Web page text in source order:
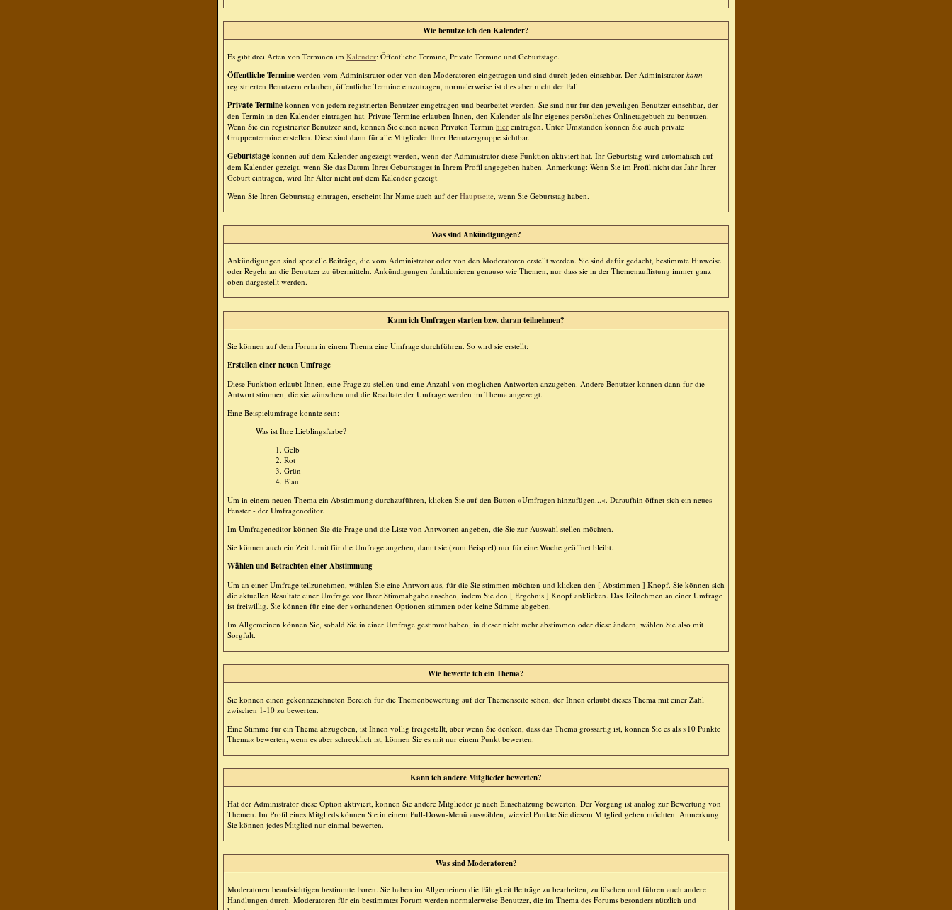
Wie benutze ich den Kalender?
Es gibt drei Arten von Terminen im Kalender: Öffentliche Termine, Private Termine und Geburtstage.
Öffentliche Termine werden vom Administrator oder von den Moderatoren eingetragen und sind durch jeden einsehbar. Der Administrator kann
registrierten Benutzern erlauben, öffentliche Termine einzutragen, normalerweise ist dies aber nicht der Fall.
Private Termine können von jedem registrierten Benutzer eingetragen und bearbeitet werden. Sie sind nur für den jeweiligen Benutzer einsehbar, der
den Termin in den Kalender eintragen hat. Private Termine erlauben Ihnen, den Kalender als Ihr eigenes persönliches Onlinetagebuch zu benutzen.
Wenn Sie ein registrierter Benutzer sind, können Sie einen neuen Privaten Termin hier eintragen. Unter Umständen können Sie auch private
Gruppentermine erstellen. Diese sind dann für alle Mitglieder Ihrer Benutzergruppe sichtbar.
Geburtstage können auf dem Kalender angezeigt werden, wenn der Administrator diese Funktion aktiviert hat. Ihr Geburtstag wird automatisch auf
dem Kalender gezeigt, wenn Sie das Datum Ihres Geburtstages in Ihrem Profil angegeben haben. Anmerkung: Wenn Sie im Profil nicht das Jahr Ihrer
Geburt eintragen, wird Ihr Alter nicht auf dem Kalender gezeigt.
Wenn Sie Ihren Geburtstag eintragen, erscheint Ihr Name auch auf der Hauptseite, wenn Sie Geburtstag haben.
Was sind Ankündigungen?
Ankündigungen sind spezielle Beiträge, die vom Administrator oder von den Moderatoren erstellt werden. Sie sind dafür gedacht, bestimmte Hinweise
oder Regeln an die Benutzer zu übermitteln. Ankündigungen funktionieren genauso wie Themen, nur dass sie in der Themenauflistung immer ganz
oben dargestellt werden.
Kann ich Umfragen starten bzw. daran teilnehmen?
Sie können auf dem Forum in einem Thema eine Umfrage durchführen. So wird sie erstellt:
Erstellen einer neuen Umfrage
Diese Funktion erlaubt Ihnen, eine Frage zu stellen und eine Anzahl von möglichen Antworten anzugeben. Andere Benutzer können dann für die
Antwort stimmen, die sie wünschen und die Resultate der Umfrage werden im Thema angezeigt.
Eine Beispielumfrage könnte sein:
Was ist Ihre Lieblingsfarbe?
Gelb
Rot
Grün
Blau
Um in einem neuen Thema ein Abstimmung durchzuführen, klicken Sie auf den Button »Umfragen hinzufügen...«. Daraufhin öffnet sich ein neues
Fenster - der Umfrageneditor.
Im Umfrageneditor können Sie die Frage und die Liste von Antworten angeben, die Sie zur Auswahl stellen möchten.
Sie können auch ein Zeit Limit für die Umfrage angeben, damit sie (zum Beispiel) nur für eine Woche geöffnet bleibt.
Wählen und Betrachten einer Abstimmung
Um an einer Umfrage teilzunehmen, wählen Sie eine Antwort aus, für die Sie stimmen möchten und klicken den [ Abstimmen ] Knopf. Sie können sich
die aktuellen Resultate einer Umfrage vor Ihrer Stimmabgabe ansehen, indem Sie den [ Ergebnis ] Knopf anklicken. Das Teilnehmen an einer Umfrage
ist freiwillig. Sie können für eine der vorhandenen Optionen stimmen oder keine Stimme abgeben.
Im Allgemeinen können Sie, sobald Sie in einer Umfrage gestimmt haben, in dieser nicht mehr abstimmen oder diese ändern, wählen Sie also mit
Sorgfalt.
Wie bewerte ich ein Thema?
Sie können einen gekennzeichneten Bereich für die Themenbewertung auf der Themenseite sehen, der Ihnen erlaubt dieses Thema mit einer Zahl
zwischen 1-10 zu bewerten.
Eine Stimme für ein Thema abzugeben, ist Ihnen völlig freigestellt, aber wenn Sie denken, dass das Thema grossartig ist, können Sie es als »10 Punkte
Thema« bewerten, wenn es aber schrecklich ist, können Sie es mit nur einem Punkt bewerten.
Kann ich andere Mitglieder bewerten?
Hat der Administrator diese Option aktiviert, können Sie andere Mitglieder je nach Einschätzung bewerten. Der Vorgang ist analog zur Bewertung von
Themen. Im Profil eines Mitglieds können Sie in einem Pull-Down-Menü auswählen, wieviel Punkte Sie diesem Mitglied geben möchten. Anmerkung:
Sie können jedes Mitglied nur einmal bewerten.
Was sind Moderatoren?
Moderatoren beaufsichtigen bestimmte Foren. Sie haben im Allgemeinen die Fähigkeit Beiträge zu bearbeiten, zu löschen und führen auch andere
Handlungen durch. Moderatoren für ein bestimmtes Forum werden normalerweise Benutzer, die im Thema des Forums besonders nützlich und